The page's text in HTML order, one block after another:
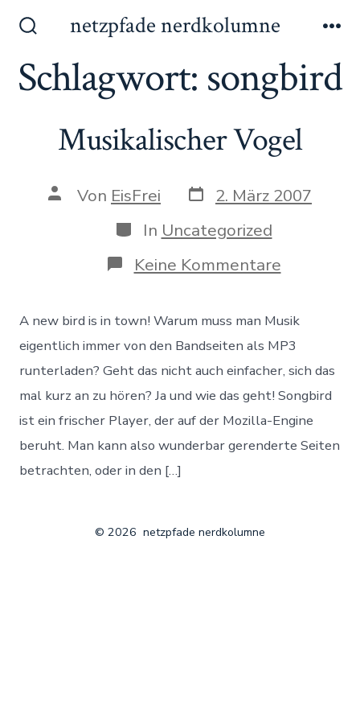
Inhalt
springenein-/ausblenden
netzpfade nerdkolumne
Schlagwort: songbird
Musikalischer Vogel
AutorVon EisFrei Datum
des
Beitrags
2. März 2007
Kategorien
In Uncategorized
Keine Kommentarezu
A new bird is in town! Warum muss man Musik
eigentlich immer von den Bandseiten als MP3
runterladen? Geht das nicht auch einfacher, sich das
mal kurz an zu hören? Ja und wie das geht! Songbird
ist ein frischer Player, der auf der Mozilla-Engine
beruht. Man kann also wunderbar gerenderte Seiten
betrachten, oder in den […]
© 2026 netzpfade nerdkolumne